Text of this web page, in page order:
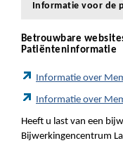
Informatie voor de
Betrouwbare
Patiënteninformatie
Informatie over
Informatie over
Heeft u last van een
Bijwerkingencentrum